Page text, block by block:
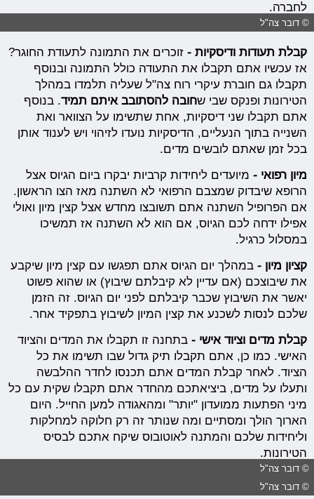
לחברה.
© דובר צה"ל
קבלת תעודות ודיסקיות -זוכרים את התמונה לתעודת החוגר?
אז עכשיו אתם תקבלו את התעודה כולל התמונה ובנוסף
תקבלו גם חוברת עיקרי רוח צה"ל שעליה תלמדו במהלך
הטירונות ופנקס שבי שחובה להסתובב איתם תמיד. בנוסף
אתם תקבלו שני דיסקיות, אחת שתשימו על הצוואר ואת
השנייה בתוך הנעליים, הדיסקיות נועדו לזיהוי ויש לענוד אותן
בכל זמן שאתם לובשים מדים.
מיון רפואי - מיועדים ליחידות קרביות יבקרו ביום הגיוס אצל
הרופא שיבדוק שמצבם הרפואי לא השתנה מאז הצו הראשון.
אם הפרופיל השתנה אתם תשובצו מחדש אצל קצין מיון ואולי
אפילו ידחה לכם הגיוס, אם הוא לא השתנה אז תמשיכו
במסלול כרגיל.
קציון מיון -במהלך יום הגיוס אתם תפגשו עם קצין מיון שיקבע
את שיבוצכם (אם עדיין לא קיבלתם שיבוץ) או שהוא פשוט
יאשר את השיבוץ שכבר קיבלתם לפני יום הגיוס. זה הזמן
שלכם לנסות לשכנע את קצין המיון לשיבוץ בתפקיד אחר.
קבלת מדים וציוד אישי -בתחנה זו תקבלו את המדים והציוד
האישי. כמו כן, אתם תקבלו תיק גדול שבו תשימו את כל
הציוד. לאחר קבלת המדים אתם תכנסו לחדר ההלבשה
ותעלו על מדים, ביציאתכם מהחדר אתם תקבלו שקית עם כל
מיני הפתעות ממועדון "יותר" ומהאגודה למען החייל. היום
הארוך הולך ומסתיים ומה שנותר זה רק חלוקה למחלקות
וליחידות שלכם והמתנה לאוטובוס שיקח אתכם לבסיס
הטירונות.
© דובר צה"ל
© דובר צה"ל